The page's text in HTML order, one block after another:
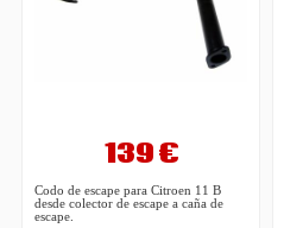
139 €
Codo de escape para Citroen 11 B
desde colector de escape a caña de
escape.